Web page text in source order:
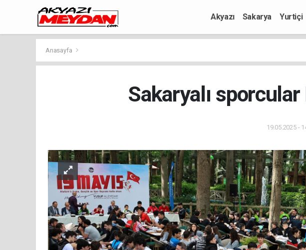
Akyazı Sakarya Yurtiçi
Anasayfa
Sakaryalı
19.05.2025 -